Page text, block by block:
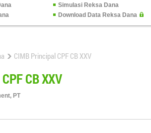
Simulasi Reksa Dana
Download Data Reksa Dana
CIMB Principal CPF CB XXV
CB XXV
PT